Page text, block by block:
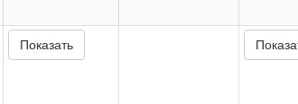
Показать